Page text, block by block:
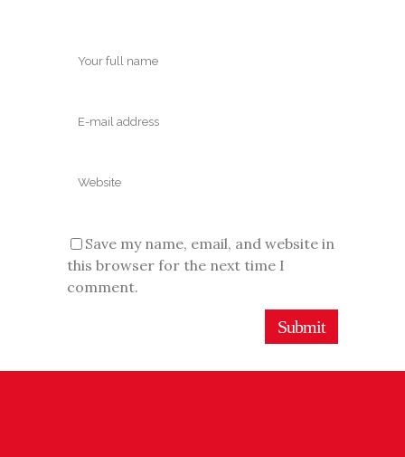
Save my name, email, and website in
this browser for the next time I
comment.